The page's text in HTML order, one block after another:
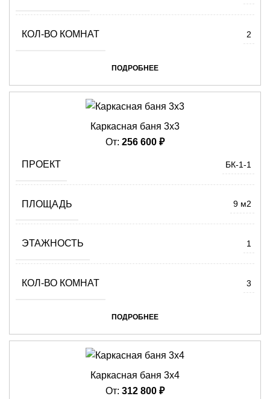
КОЛ-ВО КОМНАТ 2
ПОДРОБНЕЕ
Каркасная баня 3х3
От: 256 600 ₽
ПРОЕКТ БК-1-1
ПЛОЩАДЬ 9 м2
ЭТАЖНОСТЬ 1
КОЛ-ВО КОМНАТ 3
ПОДРОБНЕЕ
Каркасная баня 3х4
От: 312 800 ₽